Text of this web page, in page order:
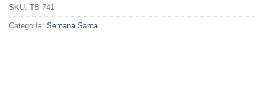
SKU: TB-741
Categoría: Semana Santa